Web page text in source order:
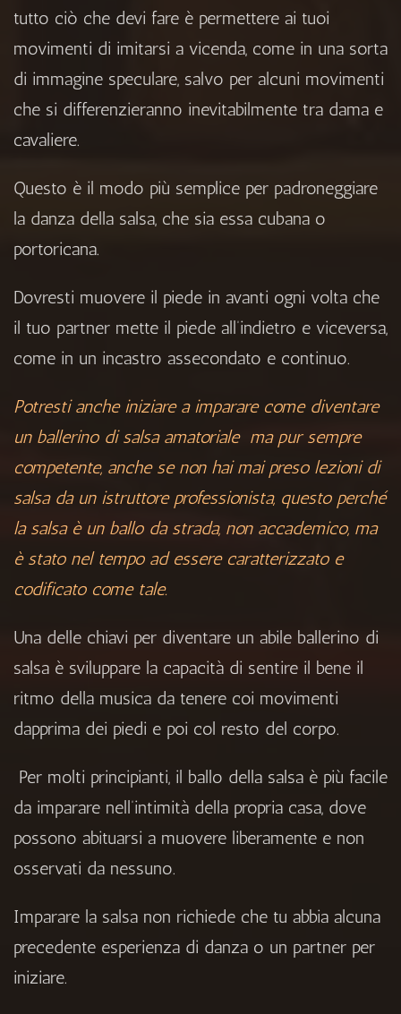
tutto ciò che devi fare è permettere ai tuoi
movimenti di imitarsi a vicenda, come in una sorta
di immagine speculare, salvo per alcuni movimenti
che si differenzieranno inevitabilmente tra dama e
cavaliere.
Questo è il modo più semplice per padroneggiare
la danza della salsa, che sia essa cubana o
portoricana.
Dovresti muovere il piede in avanti ogni volta che
il tuo partner mette il piede all’indietro e viceversa,
come in un incastro assecondato e continuo.
Potresti anche iniziare a imparare come diventare
un ballerino di salsa amatoriale ma pur sempre
competente, anche se non hai mai preso lezioni di
salsa da un istruttore professionista, questo perché
la salsa è un ballo da strada, non accademico, ma
è stato nel tempo ad essere caratterizzato e
codificato come tale.
Una delle chiavi per diventare un abile ballerino di
salsa è sviluppare la capacità di sentire il bene il
ritmo della musica da tenere coi movimenti
dapprima dei piedi e poi col resto del corpo.
Per molti principianti, il ballo della salsa è più facile
da imparare nell’intimità della propria casa, dove
possono abituarsi a muovere liberamente e non
osservati da nessuno.
Imparare la salsa non richiede che tu abbia alcuna
precedente esperienza di danza o un partner per
iniziare.